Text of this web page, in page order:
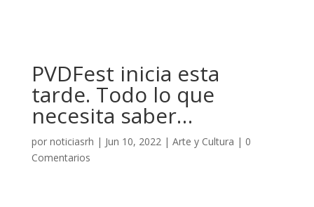
PVDFest inicia esta
tarde. Todo lo que
necesita saber…
por noticiasrh | Jun 10, 2022| Arte y Cultura | 0
Comentarios